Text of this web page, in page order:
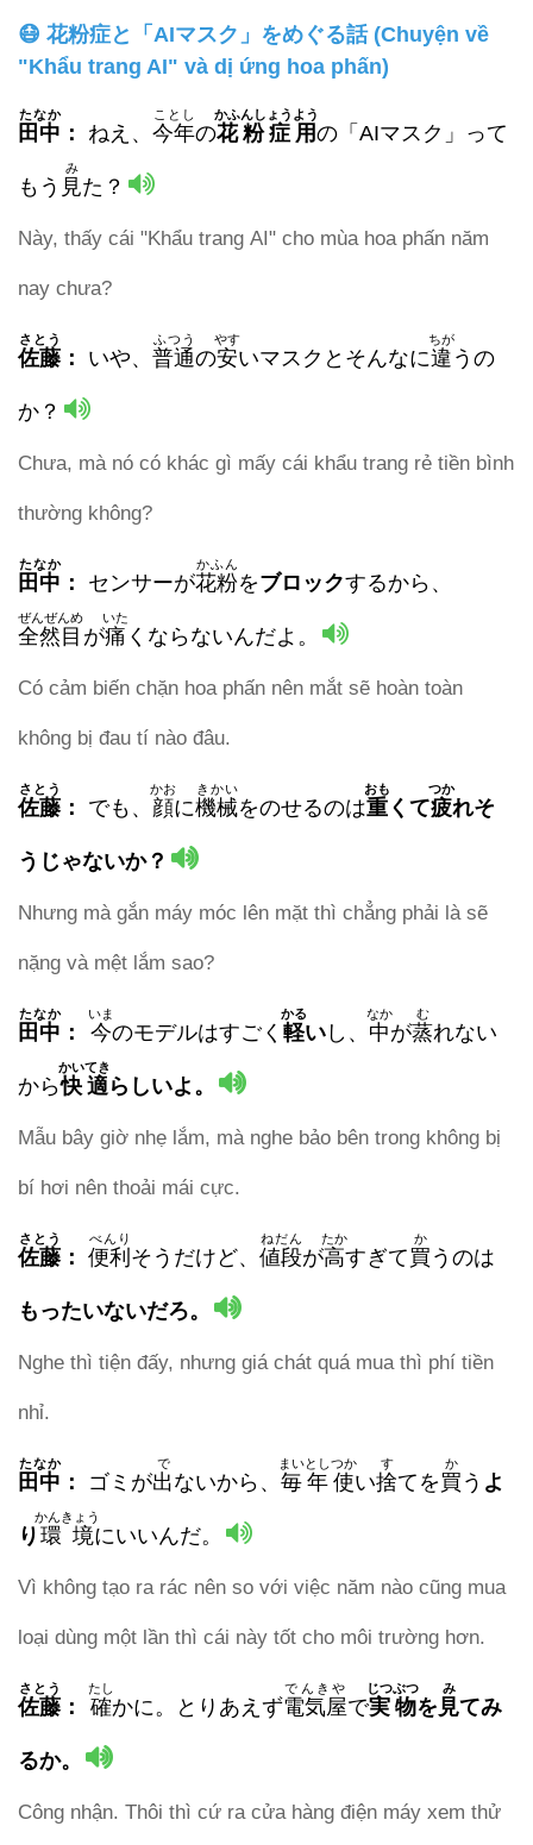
😷 花粉症と「AIマスク」をめぐる話 (Chuyện về
"Khẩu trang AI" và dị ứng hoa phấn)
田中
たなか
： ねえ、 今年
ことし
の花粉症用
かふんしょうよう
の「AIマスク」って
もう 見
み
た？
Này, thấy cái "Khẩu trang AI" cho mùa hoa phấn năm
nay chưa?
佐藤
さとう
： いや、 普通
ふつう
の安
やす
いマスクとそんなに違
ちが
うの
か？
Chưa, mà nó có khác gì mấy cái khẩu trang rẻ tiền bình
thường không?
田中
たなか
： センサーが花粉
かふん
をブロックするから、
全然目
ぜんぜんめ
が痛
いた
くならないんだよ。
Có cảm biến chặn hoa phấn nên mắt sẽ hoàn toàn
không bị đau tí nào đâu.
佐藤
さとう
： でも、 顔
かお
に機械
きかい
をのせるのは重
おも
くて疲
つか
れそ
うじゃないか？
Nhưng mà gắn máy móc lên mặt thì chẳng phải là sẽ
nặng và mệt lắm sao?
田中
たなか
： 今
いま
のモデルはすごく 軽
かる
い し、 中
なか
が蒸
む
れない
から快適
かいてき
らしいよ。
Mẫu bây giờ nhẹ lắm, mà nghe bảo bên trong không bị
bí hơi nên thoải mái cực.
佐藤
さとう
： 便利
べんり
そうだけど、 値段
ねだん
が高
たか
すぎて買
か
うのは
もったいないだろ。
Nghe thì tiện đấy, nhưng giá chát quá mua thì phí tiền
nhỉ.
田中
たなか
： ゴミが出
で
ないから、 毎年使
まいとしつか
い捨
す
てを買
か
う よ
り 環境
かんきょう
にいいんだ。
Vì không tạo ra rác nên so với việc năm nào cũng mua
loại dùng một lần thì cái này tốt cho môi trường hơn.
佐藤
さとう
： 確
たし
かに。とりあえず電気屋
でんきや
で実物
じつぶつ
を 見
み
てみ
るか。
Công nhận. Thôi thì cứ ra cửa hàng điện máy xem thử